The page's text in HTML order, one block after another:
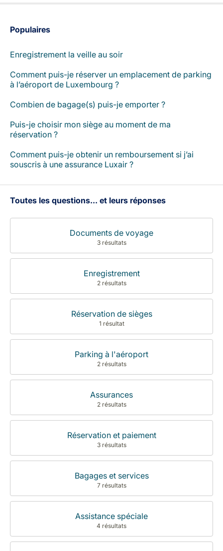
Populaires
Enregistrement la veille au soir
Comment puis-je réserver un emplacement de parking
à l’aéroport de Luxembourg ?
Combien de bagage(s) puis-je emporter ?
Puis-je choisir mon siège au moment de ma
réservation ?
Comment puis-je obtenir un remboursement si j’ai
souscris à une assurance Luxair ?
Toutes les questions... et leurs réponses
Documents de voyage
3 résultats
Enregistrement
2 résultats
Réservation de sièges
1 résultat
Parking à l'aéroport
2 résultats
Assurances
2 résultats
Réservation et paiement
3 résultats
Bagages et services
7 résultats
Assistance spéciale
4 résultats